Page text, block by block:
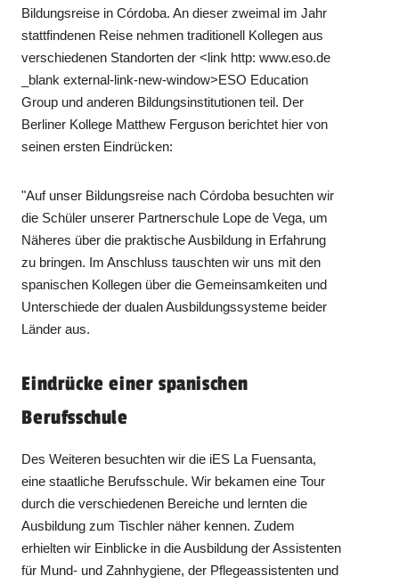
Bildungsreise in Córdoba. An dieser zweimal im Jahr
stattfindenen Reise nehmen traditionell Kollegen aus
verschiedenen Standorten der <link http: www.eso.de
_blank external-link-new-window>ESO Education
Group und anderen Bildungsinstitutionen teil. Der
Berliner Kollege Matthew Ferguson berichtet hier von
seinen ersten Eindrücken:
"Auf unser Bildungsreise nach Córdoba besuchten wir
die Schüler unserer Partnerschule Lope de Vega, um
Näheres über die praktische Ausbildung in Erfahrung
zu bringen. Im Anschluss tauschten wir uns mit den
spanischen Kollegen über die Gemeinsamkeiten und
Unterschiede der dualen Ausbildungssysteme beider
Länder aus.
Eindrücke einer spanischen
Berufsschule
Des Weiteren besuchten wir die iES La Fuensanta,
eine staatliche Berufsschule. Wir bekamen eine Tour
durch die verschiedenen Bereiche und lernten die
Ausbildung zum Tischler näher kennen. Zudem
erhielten wir Einblicke in die Ausbildung der Assistenten
für Mund- und Zahnhygiene, der Pflegeassistenten und